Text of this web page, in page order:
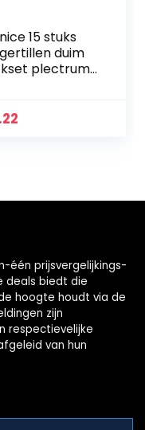
15 stuks
duim
plectrums
één prijsvergelijkings-
deals biedt die
hoogte houdt via de
zijn
respectievelijke
van hun